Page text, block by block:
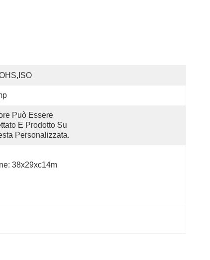
Può Essere
E Prodotto Su
Personalizzata.
38x29xc14m